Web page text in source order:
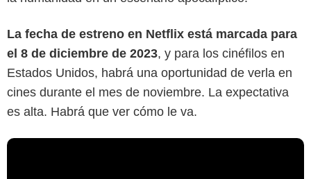
La fecha de estreno en Netflix está marcada para
el 8 de diciembre de 2023, y para los cinéfilos en
Estados Unidos, habrá una oportunidad de verla en
cines durante el mes de noviembre. La expectativa
es alta. Habrá que ver cómo le va.